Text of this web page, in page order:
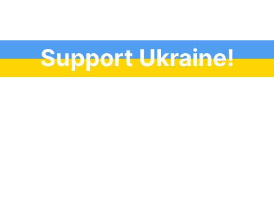
Support Ukraine!